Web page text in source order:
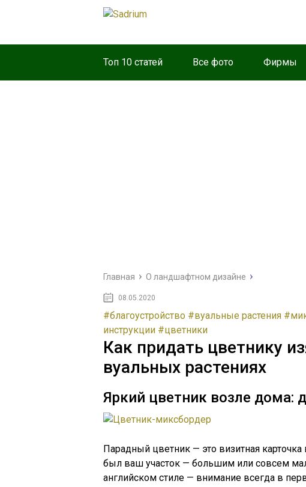
Топ 10 статей Все фото Фирмы
Главная О ландшафтном дизайне
08.05.2020
#благоустройство #вуальные растения
инструкции #цветники
Как придать цветнику
вуальных растениях
Яркий цветник возле дома:
Парадный цветник — это визитная
был ваш участок — большим или совсем
английском стиле — внимание всегда в